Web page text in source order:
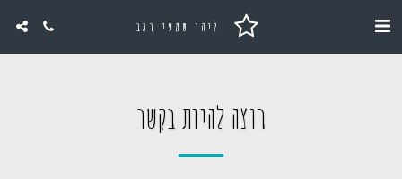
ליהי שמעי רגב
רוצה להיות בקשר